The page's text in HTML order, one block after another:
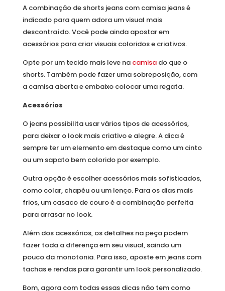
A combinação de shorts jeans com camisa jeans é
indicado para quem adora um visual mais
descontraído. Você pode ainda apostar em
acessórios para criar visuais coloridos e criativos.
Opte por um tecido mais leve na camisado que o
shorts. Também pode fazer uma sobreposição, com
a camisa aberta e embaixo colocar uma regata.
Acessórios
O jeans possibilita usar vários tipos de acessórios,
para deixar o look mais criativo e alegre. A dica é
sempre ter um elemento em destaque como um cinto
ou um sapato bem colorido por exemplo.
Outra opção é escolher acessórios mais sofisticados,
como colar, chapéu ou um lenço. Para os dias mais
frios, um casaco de couro é a combinação perfeita
para arrasar no look.
Além dos acessórios, os detalhes na peça podem
fazer toda a diferença em seu visual, saindo um
pouco da monotonia. Para isso, aposte em jeans com
tachas e rendas para garantir um look personalizado.
Bom, agora com todas essas dicas não tem como